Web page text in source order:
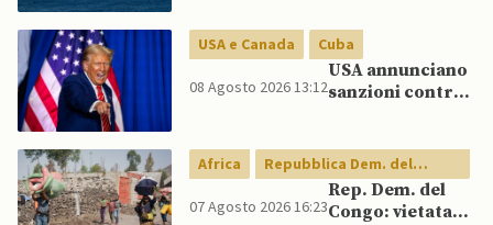
ma non aprirà il
canale”
USA e Canada Cuba
08 Agosto 2026 13:12
USA annunciano
sanzioni contro
Africa
Repubblica Dem. del
Congo
07 Agosto 2026 16:23
Rep. Dem. del
Congo: vietata